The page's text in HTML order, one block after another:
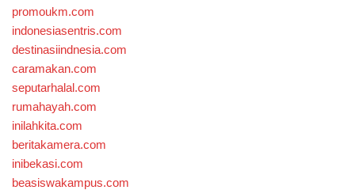
promoukm.com
indonesiasentris.com
destinasiindnesia.com
caramakan.com
seputarhalal.com
rumahayah.com
inilahkita.com
beritakamera.com
inibekasi.com
beasiswakampus.com